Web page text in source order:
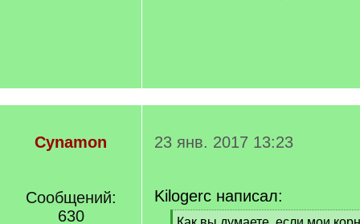
Cynamon
Сообщений:
630
23 янв. 2017 13:23
Kilogerc написал:
[